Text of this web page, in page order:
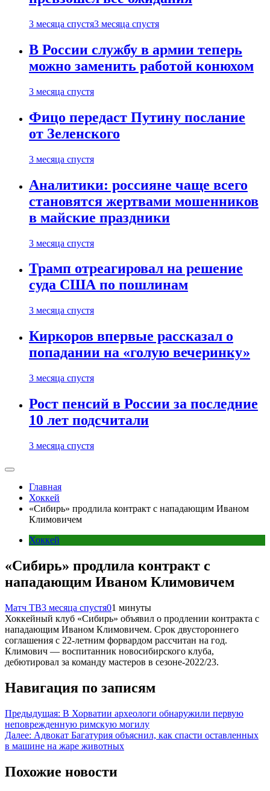
3 месяца спустя3 месяца спустя
В России службу в армии теперь
можно заменить работой конюхом
3 месяца спустя
Фицо передаст Путину послание
от Зеленского
3 месяца спустя
Аналитики: россияне чаще всего
становятся жертвами мошенников
в майские праздники
3 месяца спустя
Трамп отреагировал на решение
суда США по пошлинам
3 месяца спустя
Киркоров впервые рассказал о
попадании на «голую вечеринку»
3 месяца спустя
Рост пенсий в России за последние
10 лет подсчитали
3 месяца спустя
Главная
Хоккей
«Сибирь» продлила контракт с нападающим Иваном
Климовичем
Хоккей
«Сибирь» продлила контракт с
нападающим Иваном Климовичем
Матч ТВ3 месяца спустя01 минуты
Хоккейный клуб «Сибирь» объявил о продлении контракта с
нападающим Иваном Климовичем. Срок двустороннего
соглашения с 22‑летним форвардом рассчитан на год.
Климович — воспитанник новосибирского клуба,
дебютировал за команду мастеров в сезоне‑2022/23.
Навигация по записям
Предыдущая: В Хорватии археологи обнаружили первую
неповрежденную римскую могилу
Далее: Адвокат Багатурия объяснил, как спасти оставленных
в машине на жаре животных
Похожие новости